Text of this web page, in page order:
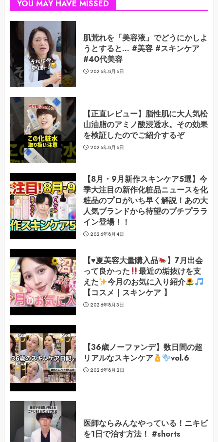
YOU MAY HAVE MISSED
肌荒れを「美容液」でどうにかしよ
うとすると… #美容 #スキンケア
#40代美容
2026年8月6日
【正直レビュー】脂性肌に大人気松
山油脂のアミノ酸浸透水。その効果
を検証したのでご紹介するぞ
2026年8月6日
【8月・9月新作スキンケア5選】今
季大注目の新作化粧品ニュースを化
粧品のプロがいち早く解説！あの大
人気ブランドから待望のプチプララ
イン登場！！
2026年8月4日
【♥️夏美容大量購入品
】7月出会
って良かった
最近の垢抜けを支
えた
今月のお気に入り紹介
【コスメ | スキンケア 】
2026年8月3日
【36歳ノーファンデ】数日間の超
リアルなスキンケア
vol.6
2026年8月2日
医師ならみんなやっている！ニキビ
を1日で治す方法！ #shorts